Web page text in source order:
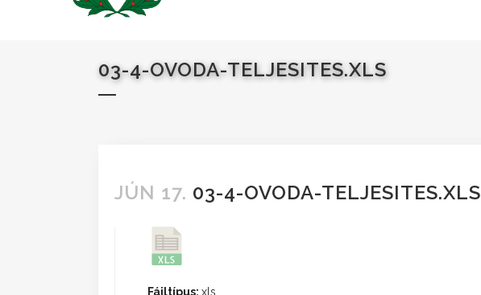
03-4-OVODA-TELJESITES.XLS
JÚN 17. 03-4-OVODA-TELJESITES.XLS
Fájltípus: xls